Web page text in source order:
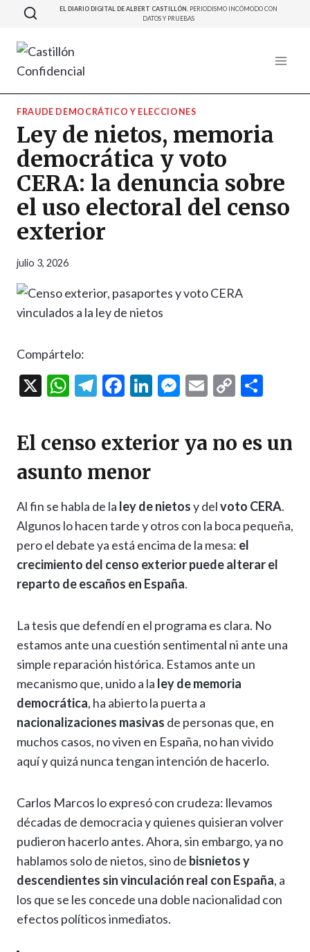
Saltar
contenido
EL DIARIO DIGITAL DE ALBERT CASTILLÓN. PERIODISMO INCÓMODO CON
DATOS Y PRUEBAS
FRAUDE DEMOCRÁTICO Y ELECCIONES
Ley de nietos, memoria
democrática y voto
CERA: la denuncia sobre
el uso electoral del censo
exterior
julio 3, 2026
Compártelo:
X
W
s
A
p
p
T
gr
a
m
F
e
b
o
k
Li
ke
dI
M
n
E
l
C
y
n
k
p
ti
r
El censo exterior ya no es un
asunto menor
Al fin se habla de la ley de nietosy delvoto CERA.
Algunos lo hacen tarde y otros con la boca pequeña,
pero el debate ya está encima de la mesa: el
crecimiento del censo exterior puede alterar el
reparto de escaños en España.
La tesis que defendí en el programa es clara. No
estamos ante una cuestión sentimental ni ante una
simple reparación histórica. Estamos ante un
mecanismo que, unido a la ley de memoria
democrática, ha abierto la puerta a
nacionalizaciones masivas de personas que, en
muchos casos, no viven en España, no han vivido
aquí y quizá nunca tengan intención de hacerlo.
Carlos Marcos lo expresó con crudeza: llevamos
décadas de democracia y quienes quisieran volver
pudieron hacerlo antes. Ahora, sin embargo, ya no
hablamos solo de nietos, sino de bisnietos y
descendientes sin vinculación real con España, a
los que se les concede una doble nacionalidad con
efectos políticos inmediatos.